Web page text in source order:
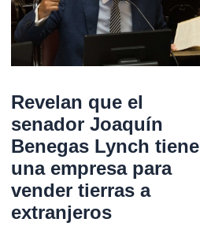
Revelan que el
senador Joaquín
Benegas Lynch tiene
una empresa para
vender tierras a
extranjeros